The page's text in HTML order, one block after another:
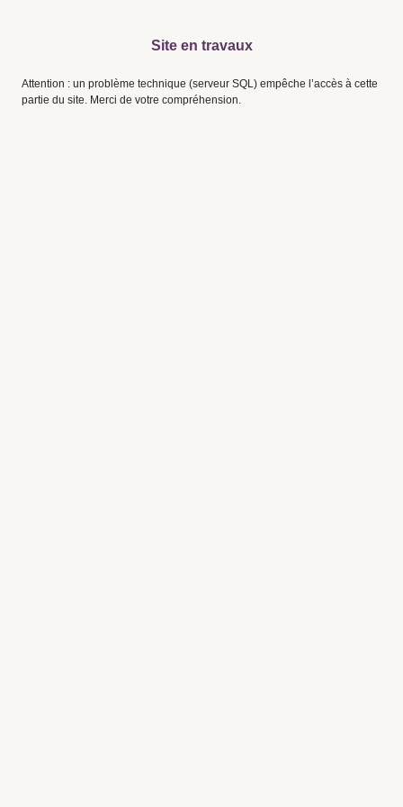
Site en travaux
Attention : un problème technique (serveur SQL) empêche l’accès à cette
partie du site. Merci de votre compréhension.